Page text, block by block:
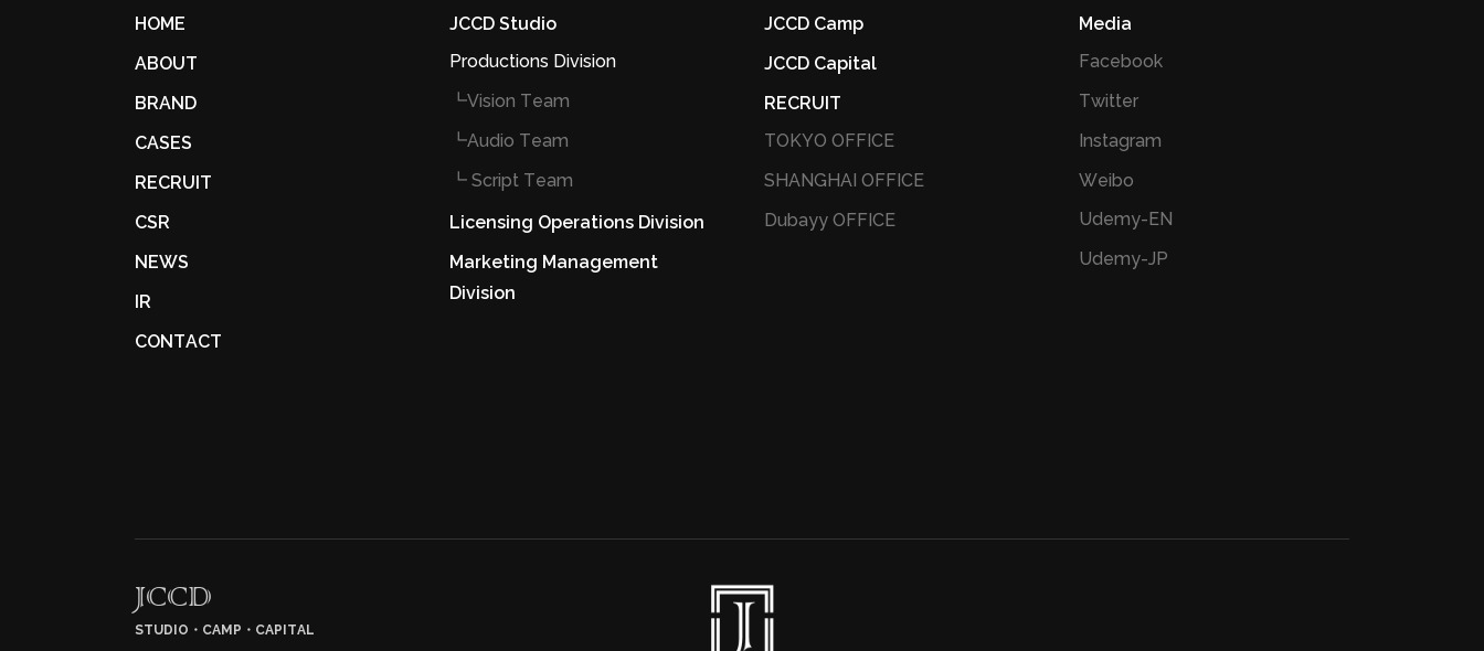
HOME
ABOUT
BRAND
CASES
RECRUIT
CSR
NEWS
IR
CONTACT
JCCD Studio
Productions Division
┗Vision Team
┗Audio Team
┗ Script Team
Licensing Operations Division
Marketing Management
Division
JCCD Camp
JCCD Capital
RECRUIT
TOKYO OFFICE
SHANGHAI OFFICE
Dubayy OFFICE
Media
Facebook
Twitter
Instagram
Weibo
Udemy-EN
Udemy-JP
JCCD
STUDIO・CAMP・CAPITAL